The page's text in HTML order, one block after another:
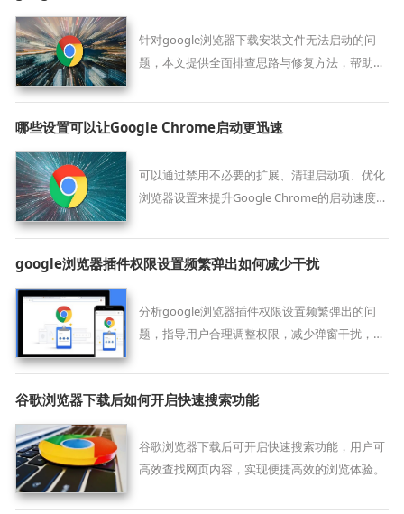
针对google浏览器下载安装文件无法启动的问
题，本文提供全面排查思路与修复方法，帮助用
哪些设置可以让Google Chrome启动更迅速
可以通过禁用不必要的扩展、清理启动项、优化
浏览器设置来提升Google Chrome的启动速度，
google浏览器插件权限设置频繁弹出如何减少干扰
分析google浏览器插件权限设置频繁弹出的问
题，指导用户合理调整权限，减少弹窗干扰，提
谷歌浏览器下载后如何开启快速搜索功能
谷歌浏览器下载后可开启快速搜索功能，用户可
高效查找网页内容，实现便捷高效的浏览体验。